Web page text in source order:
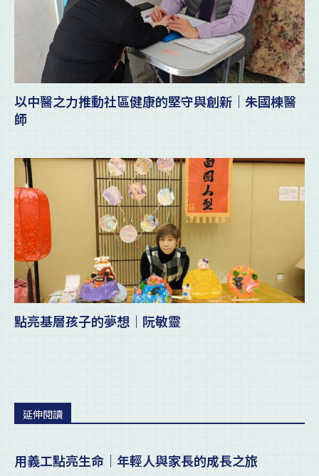
以中醫之力推動社區健康的堅守與創新｜朱國棟醫
師
點亮基層孩子的夢想｜阮敏靈
延伸閱讀
用義工點亮生命｜年輕人與家長的成長之旅